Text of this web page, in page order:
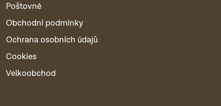
Poštovné
Obchodní podmínky
Ochrana osobních údajů
Cookies
Velkoobchod